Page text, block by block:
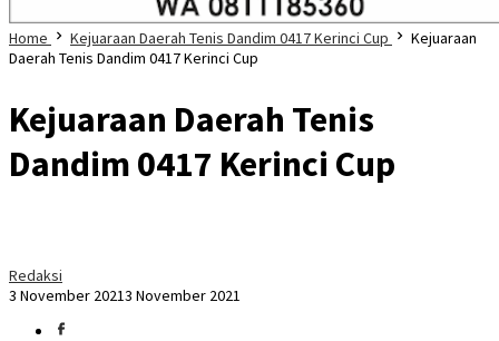
Home Kejuaraan Daerah Tenis Dandim 0417 Kerinci Cup
Kejuaraan
Daerah Tenis Dandim 0417 Kerinci Cup
Kejuaraan Daerah Tenis
Dandim 0417 Kerinci Cup
Redaksi
3 November 20213 November 2021